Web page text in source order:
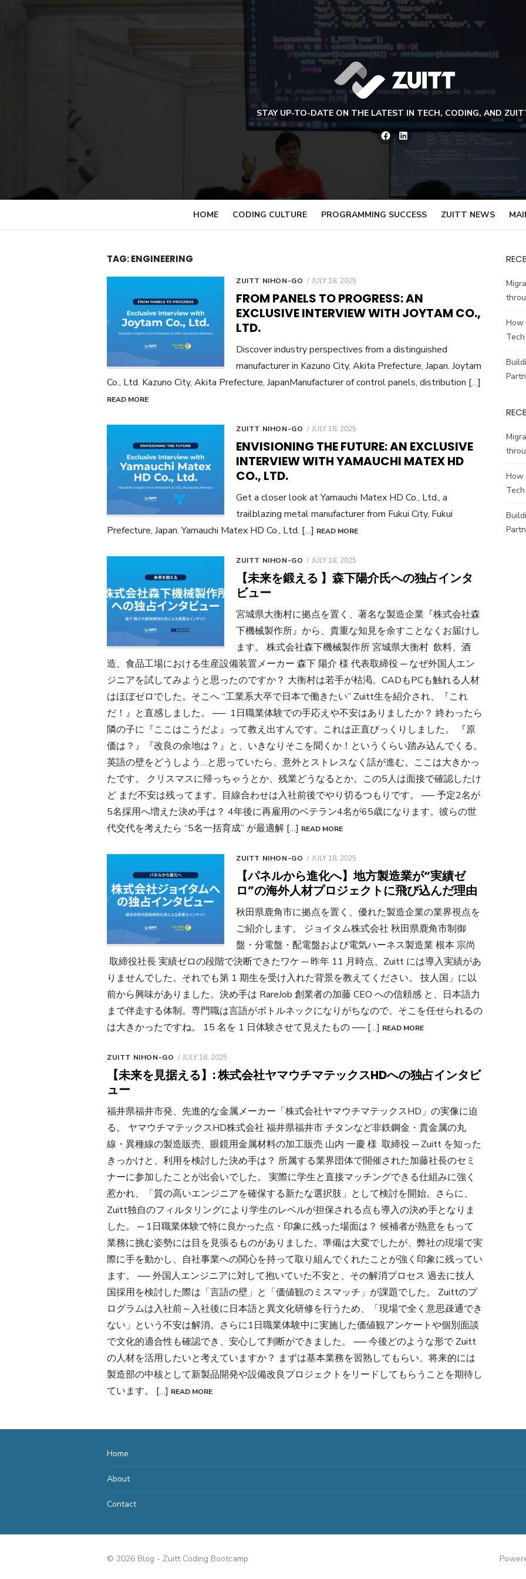
STAY UP-TO-DATE ON THE LATEST IN TECH, CODING, AND
Facebook
LinkedIn
HOME CODING CULTURE PROGRAMMING SUCCESS ZUITT NEWS
TAG:ENGINEERING
ZUITT NIHON-GO
POSTED
JULY 18, 2025
FROM PANELS TO PROGRESS: AN
EXCLUSIVE INTERVIEW WITH JOYTAM CO.,
LTD.
Discover industry perspectives from a distinguished
manufacturer in Kazuno City, Akita Prefecture, Japan. Joytam
Co., Ltd. Kazuno City, Akita Prefecture, JapanManufacturer of control panels, distribution […]
READ MORE
ZUITT NIHON-GO
POSTED
JULY 18, 2025
ENVISIONING THE FUTURE: AN EXCLUSIVE
INTERVIEW WITH YAMAUCHI MATEX HD
CO., LTD.
Get a closer look at Yamauchi Matex HD Co., Ltd., a
trailblazing metal manufacturer from Fukui City, Fukui
Prefecture, Japan. Yamauchi Matex HD Co., Ltd. […] READ MORE
ZUITT NIHON-GO
POSTED
JULY 18, 2025
【未来を鍛える 】森下陽介氏への独占インタ
ビュー
宮城県大衡村に拠点を置く、著名な製造企業『株式会社森
下機械製作所』から、貴重な知見を余すことなくお届けし
ます。 株式会社森下機械製作所 宮城県大衡村 飲料、酒
造、食品工場における生産設備装置メーカー 森下 陽介 様 代表取締役 ─ なぜ外国人エン
ジニアを試してみようと思ったのですか？ 大衡村は若手が枯渇。CADもPCも触れる人材
はほぼゼロでした。そこへ “工業系大卒で日本で働きたい” Zuitt生を紹介され、『これ
だ！』と直感しました。 ── 1日職業体験での手応えや不安はありましたか？ 終わったら
隣の子に『ここはこうだよ』って教え出すんです。これは正直びっくりしました。 『原
価は？』『改良の余地は？』と、いきなりそこを聞くか！というくらい踏み込んでくる。
英語の壁をどうしよう…と思っていたら、意外とストレスなく話が進む。ここは大きかっ
たです。 クリスマスに帰っちゃうとか、残業どうなるとか。この5人は面接で確認したけ
ど まだ不安は残ってます。目線合わせは入社前後でやり切るつもりです。 ── 予定2名が
5名採用へ増えた決め手は？ 4年後に再雇用のベテラン4名が65歳になります。彼らの世
代交代を考えたら “5名一括育成” が最適解 […] READ MORE
ZUITT NIHON-GO
POSTED
JULY 18, 2025
【パネルから進化へ】地方製造業が“実績ゼ
ロ”の海外人材プロジェクトに飛び込んだ理由
秋田県鹿角市に拠点を置く、優れた製造企業の業界視点を
ご紹介します。 ジョイタム株式会社 秋田県鹿角市制御
盤・分電盤・配電盤および電気ハーネス製造業 根本 宗尚
取締役社長 実績ゼロの段階で決断できたワケ ─ 昨年 11 月時点、Zuitt には導入実績があ
りませんでした。それでも第 1 期生を受け入れた背景を教えてください。 技人国」に以
前から興味がありました。決め手は RareJob 創業者の加藤 CEO への信頼感 と、日本語力
まで伴走する体制。専門職は言語がボトルネックになりがちなので、そこを任せられるの
は大きかったですね。 15 名を 1 日体験させて見えたもの ── […] READ MORE
ZUITT NIHON-GO
POSTED
JULY 18, 2025
【未来を見据える】: 株式会社ヤマウチマテックスHDへの独占インタビ
ュー
福井県福井市発、先進的な金属メーカー「株式会社ヤマウチマテックスHD」の実像に迫
る。 ヤマウチマテックスHD株式会社 福井県福井市 チタンなど非鉄鋼金・貴金属の丸
線・異種線の製造販売、眼鏡用金属材料の加工販売 山内 一慶 様 取締役 ─ Zuitt を知った
きっかけと、利用を検討した決め手は？ 所属する業界団体で開催された加藤社長のセミ
ナーに参加したことが出会いでした。 実際に学生と直接マッチングできる仕組みに強く
惹かれ、「質の高いエンジニアを確保する新たな選択肢」として検討を開始。さらに、
Zuitt独自のフィルタリングにより学生のレベルが担保される点も導入の決め手となりま
した。 ─ 1日職業体験で特に良かった点・印象に残った場面は？ 候補者が熱意をもって
業務に挑む姿勢には目を見張るものがありました。準備は大変でしたが、弊社の現場で実
際に手を動かし、自社事業への関心を持って取り組んでくれたことが強く印象に残ってい
ます。 ── 外国人エンジニアに対して抱いていた不安と、その解消プロセス 過去に技人
国採用を検討した際は「言語の壁」と「価値観のミスマッチ」が課題でした。 Zuittのプ
ログラムは入社前～入社後に日本語と異文化研修を行うため、「現場で全く意思疎通でき
ない」という不安は解消。さらに1日職業体験中に実施した価値観アンケートや個別面談
で文化的適合性も確認でき、安心して判断ができました。 ── 今後どのような形で Zuitt
の人材を活用したいと考えていますか？ まずは基本業務を習熟してもらい、将来的には
製造部の中核として新製品開発や設備改良プロジェクトをリードしてもらうことを期待し
ています。 […] READ MORE
How
Tech
How
Tech
Home
About
Contact
© 2026 Blog - Zuitt Coding Bootcamp